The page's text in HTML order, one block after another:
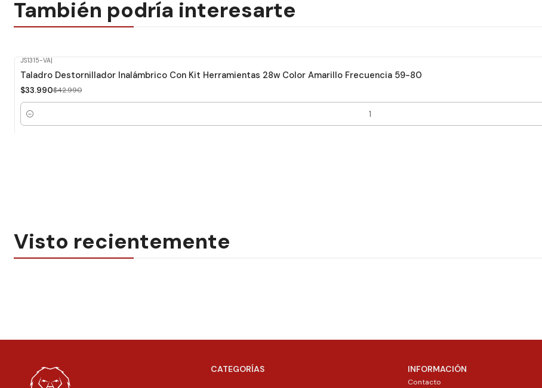
También podría interesarte
-21% Dcto.
JS1315-VA
Taladro Destornillador Inalámbrico Con Kit Herramientas 28w Color Amarillo Frecuencia 59-80
$33.990$42.990
Cantidad
Visto recientemente
CATEGORÍAS INFORMACIÓN
Contacto